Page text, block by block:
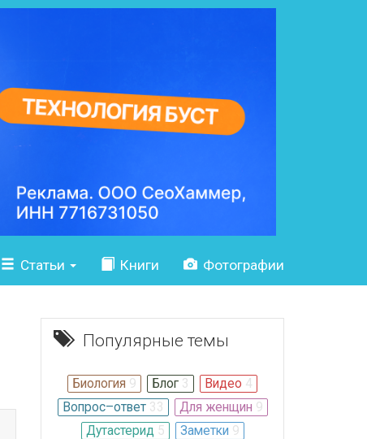
Статьи Книги Фотографии
Популярные темы
Биология 9 Блог 3 Видео 4
Вопрос–ответ 33 Для женщин 9
Дутастерид 5 Заметки 9